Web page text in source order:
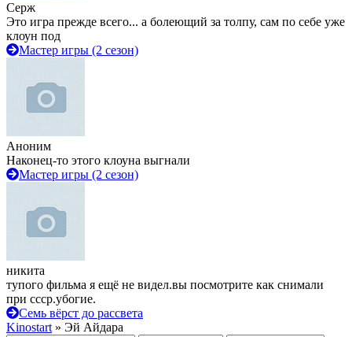
Серж
Это игра прежде всего... а болеющий за толпу, сам по себе уже
клоун под
Мастер игры (2 сезон)
Аноним
Наконец-то этого клоуна выгнали
Мастер игры (2 сезон)
никита
тупого фильма я ещё не видел.вы посмотрите как снимали
при ссср.убогие.
Семь вёрст до рассвета
Kinostart » Эй Айдара